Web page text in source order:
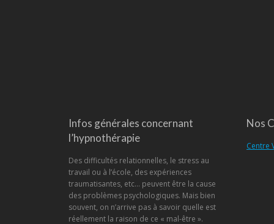
Infos générales concernant
l’hypnothérapie
Des difficultés relationnelles, le stress au
travail ou à l’école, des expériences
traumatisantes, etc… peuvent être la cause
des problèmes psychologiques. Mais bien
souvent, on n’arrive pas à savoir quelle est
réellement la raison de ce « mal-être ».
Nos
Centre